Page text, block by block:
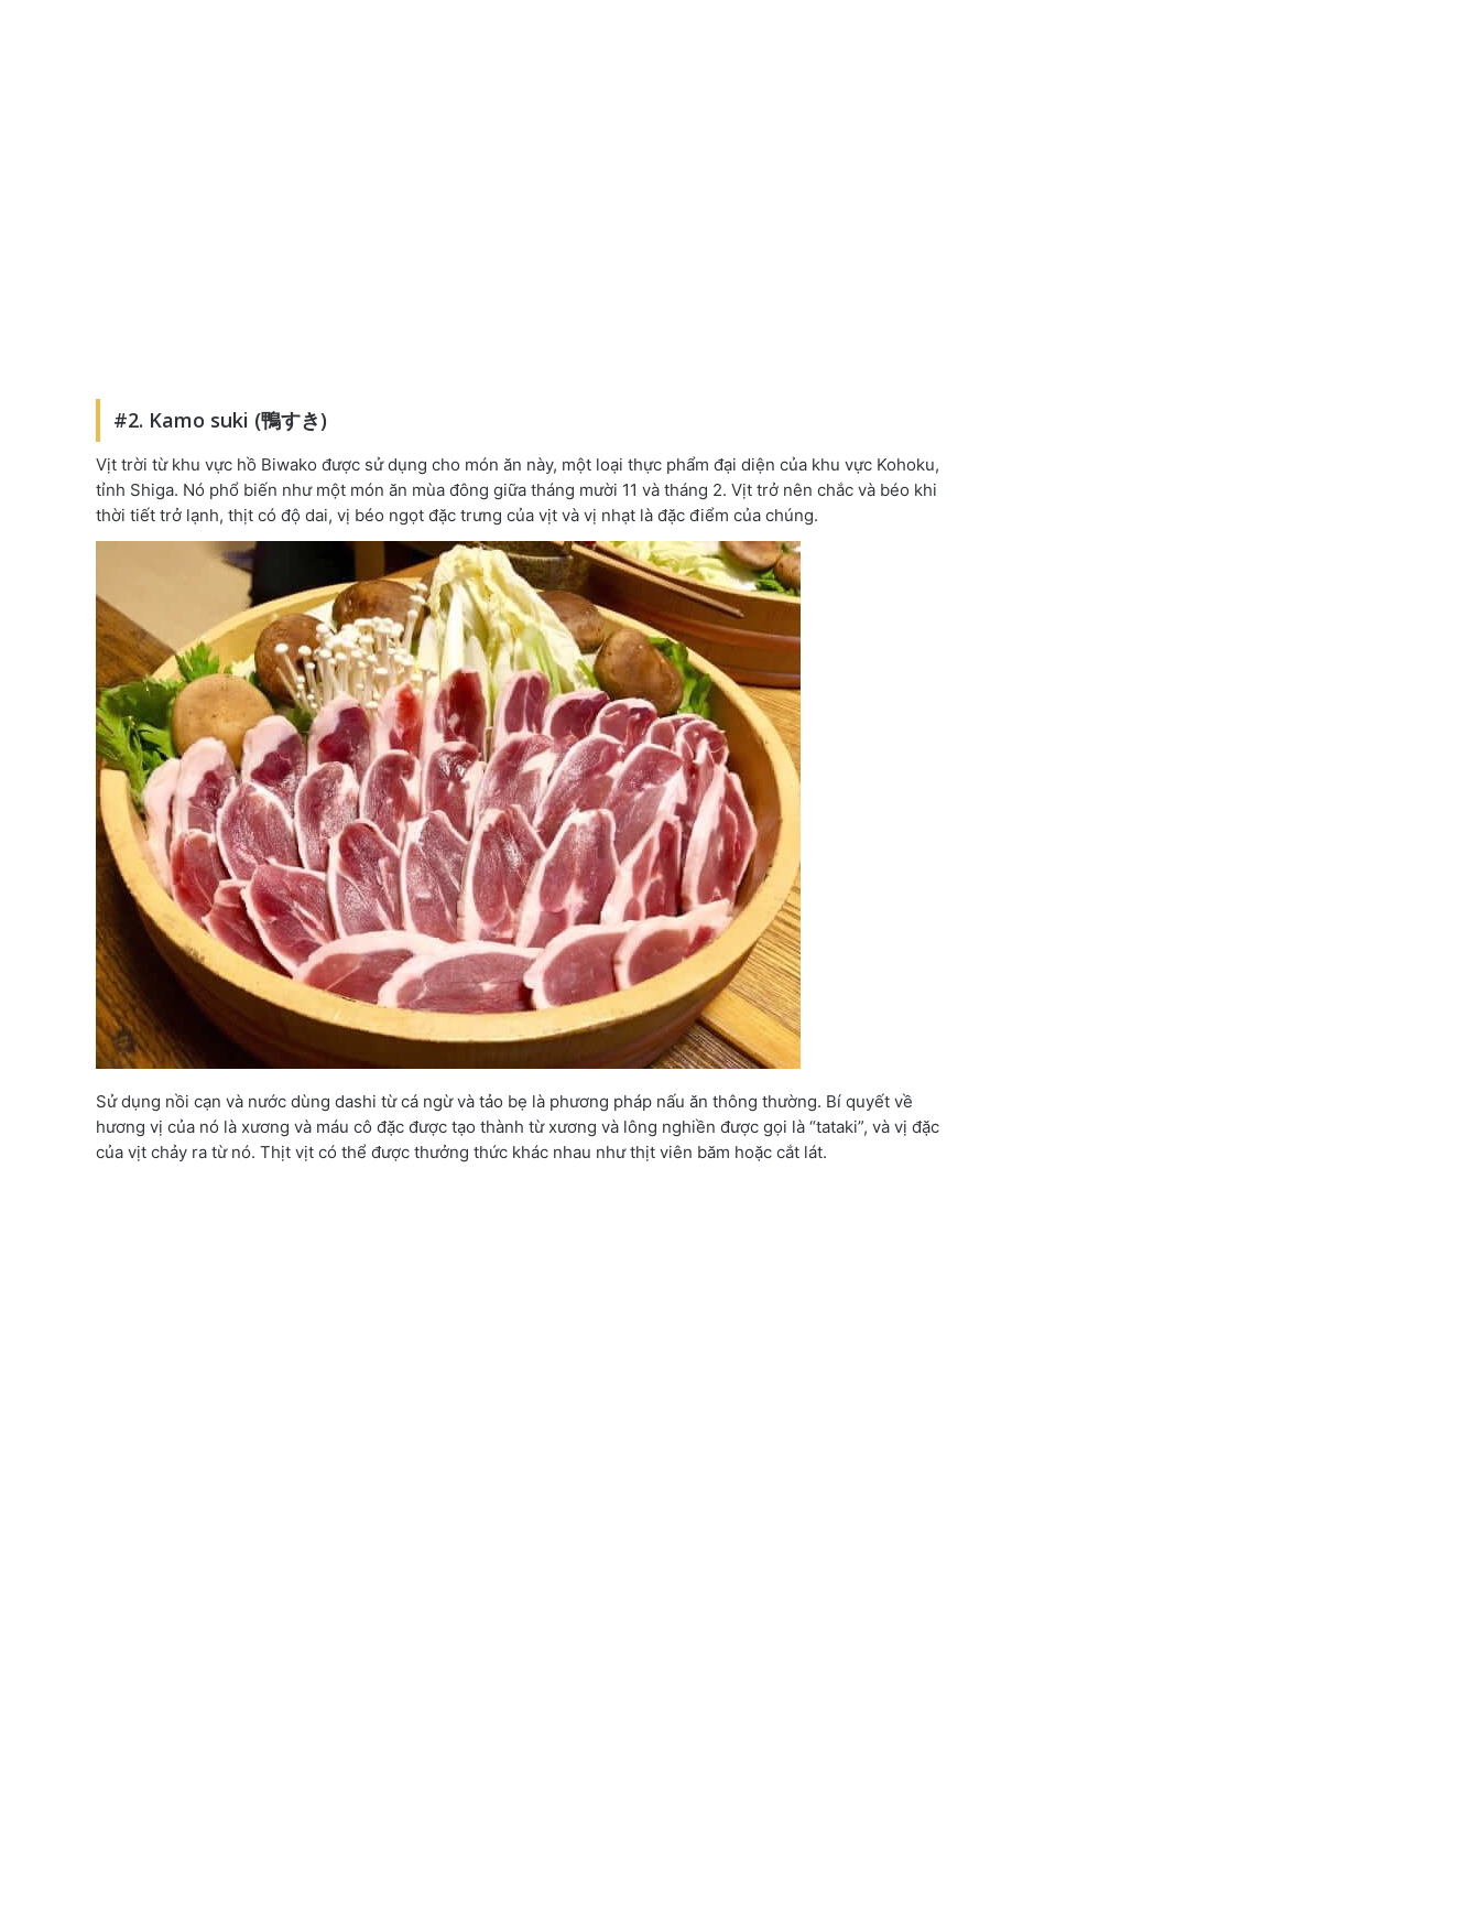
#2. Kamo suki (鴨すき)
Vịt trời từ khu vực hồ Biwako được sử dụng cho món ăn này, một loại thực phẩm đại diện của khu vực Kohoku,
tỉnh Shiga. Nó phổ biến như một món ăn mùa đông giữa tháng mười 11 và tháng 2. Vịt trở nên chắc và béo khi
thời tiết trở lạnh, thịt có độ dai, vị béo ngọt đặc trưng của vịt và vị nhạt là đặc điểm của chúng.
Sử dụng nồi cạn và nước dùng dashi từ cá ngừ và tảo bẹ là phương pháp nấu ăn thông thường. Bí quyết về
hương vị của nó là xương và máu cô đặc được tạo thành từ xương và lông nghiền được gọi là “tataki”, và vị đặc
của vịt chảy ra từ nó. Thịt vịt có thể được thưởng thức khác nhau như thịt viên băm hoặc cắt lát.